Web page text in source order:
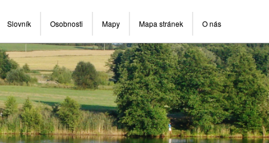
Slovník Osobnosti Mapy Mapa stránek O nás